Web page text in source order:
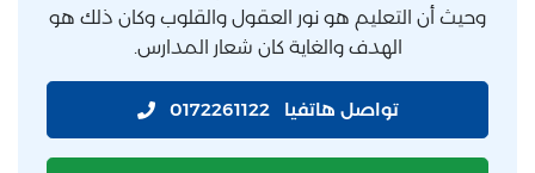
وحيث أن التعليم هو نور العقول والقلوب وكان ذلك هو
الهدف والغاية كان شعار المدارس.
تواصل هاتفيا 0172261122